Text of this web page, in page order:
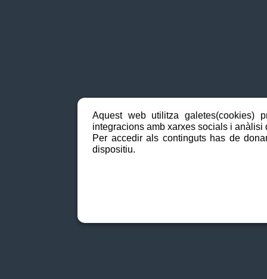
Aquest web utilitza galetes(cookies)
integracions amb xarxes socials i anàlisi
Per accedir als continguts has de
dispositiu.